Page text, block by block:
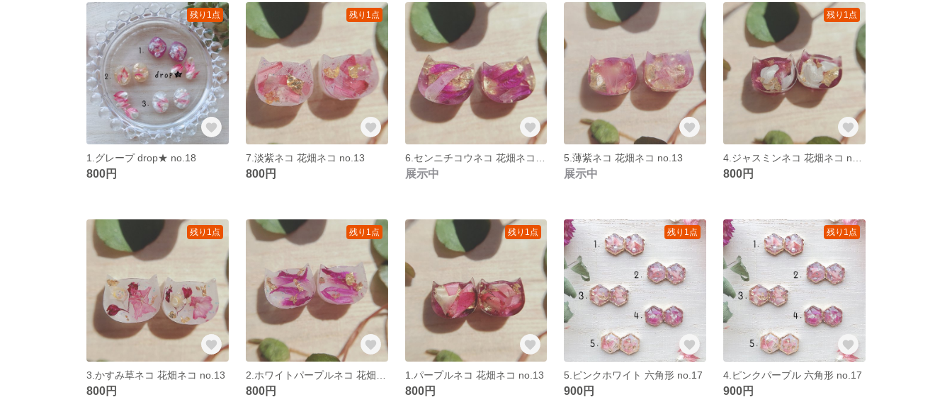
残り1点
1.グレープ drop★ no.18
800円
残り1点
7.淡紫ネコ 花畑ネコ no.13
800円 展示中
5.薄紫ネコ 花畑ネコ no.13
展示中
残り1点
800円
残り1点
3.かすみ草ネコ 花畑ネコ no.13
800円
残り1点
800円
残り1点
1.パープルネコ 花畑ネコ no.13
800円
残り1点
5.ピンクホワイト 六角形 no.17
900円
残り1点
4.ピンクパープル 六角形 no.17
900円